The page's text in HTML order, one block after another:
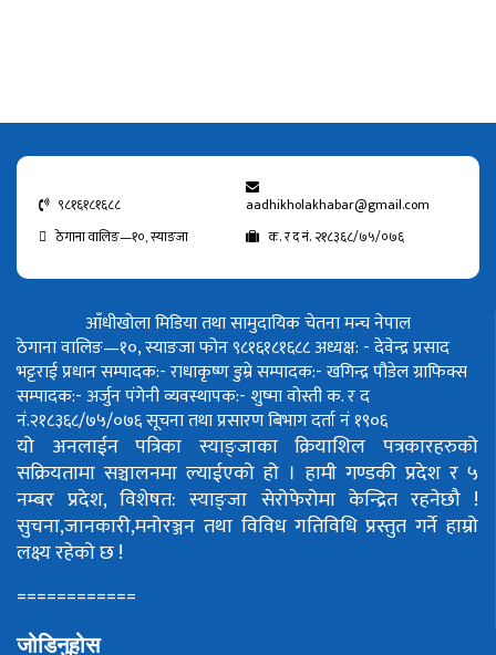
९८१६१८१६८८
aadhikholakhabar@gmail.com
ठेगाना वालिङ—१०, स्याङजा
क. र द नं. २१८३६८/७५/०७६
आँधीखोला मिडिया तथा सामुदायिक चेतना मन्च नेपाल
ठेगाना वालिङ—१०, स्याङजा फोन ९८१६१८१६८८अध्यक्ष: - देवेन्द्र प्रसाद
भट्टराईप्रधान सम्पादक:- राधाकृष्ण डुम्रेसम्पादक:- खगिन्द्र पौडेलग्राफिक्स
सम्पादक:- अर्जुन पंगेनीव्यवस्थापक:- शुष्मा वोस्तीक. र द
नं.२१८३६८/७५/०७६सूचना तथा प्रसारण बिभाग दर्ता नं १९०६
यो अनलाईन पत्रिका स्याङ्जाका क्रियाशिल पत्रकारहरुको
सक्रियतामा सञ्चालनमा ल्याईएको हो । हामी गण्डकी प्रदेश र ५
नम्बर प्रदेश, विशेषत: स्याङ्जा सेरोफेरोमा केन्द्रित रहनेछौ !
सुचना,जानकारी,मनोरञ्जन तथा विविध गतिविधि प्रस्तुत गर्ने हाम्रो
लक्ष्य रहेको छ !
============
जोडिनुहोस